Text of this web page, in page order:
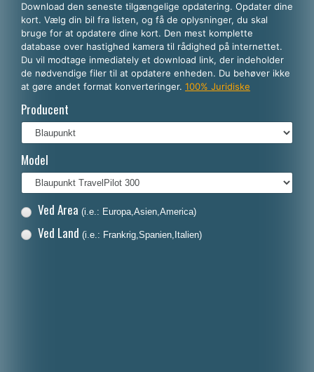
Dansk
English
Español
Deutsch
Italiano
Nederlands
Download den seneste tilgængelige opdatering. Opdater dine
kort. Vælg din bil fra listen, og få de oplysninger, du skal
bruge for at opdatere dine kort. Den mest komplette
database over hastighed kamera til rådighed på internettet.
Du vil modtage inmediately et download link, der indeholder
de nødvendige filer til at opdatere enheden. Du behøver ikke
at gøre andet format konverteringer. 100% Juridiske
Producent
Model
Ved Area (i.e.: Europa,Asien,America)
Ved Land (i.e.: Frankrig,Spanien,Italien)